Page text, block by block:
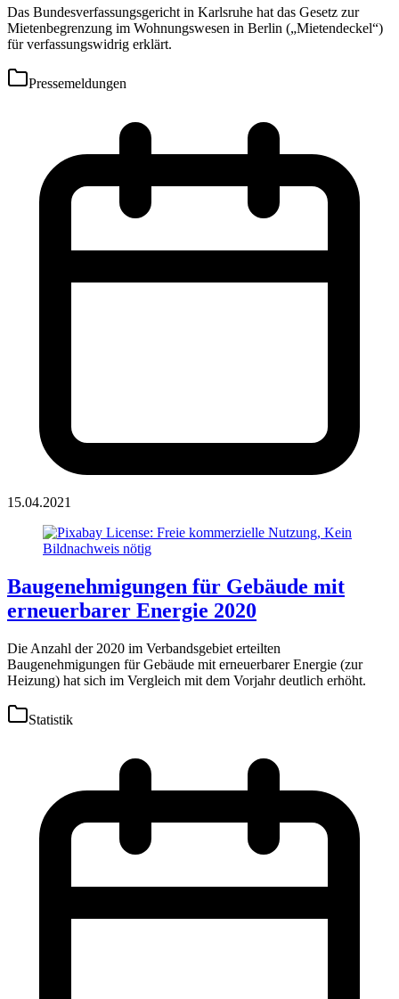
Das Bundesverfassungsgericht in Karlsruhe hat das Gesetz zur
Mietenbegrenzung im Wohnungswesen in Berlin („Mietendeckel“)
für verfassungswidrig erklärt.
Pressemeldungen
15.04.2021
Baugenehmigungen für Gebäude mit
erneuerbarer Energie 2020
Die Anzahl der 2020 im Verbandsgebiet erteilten
Baugenehmigungen für Gebäude mit erneuerbarer Energie (zur
Heizung) hat sich im Vergleich mit dem Vorjahr deutlich erhöht.
Statistik